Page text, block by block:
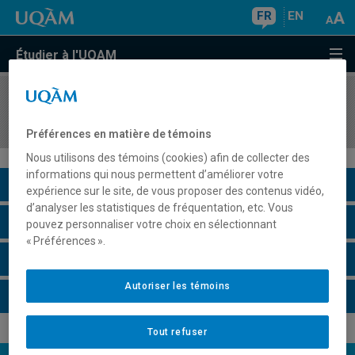
FR EN
Étudier à l'UQAM
COURS//
Description du cours
Horaire - Été 2026
Préférences en matière de témoins
Nous utilisons des témoins (cookies) afin de collecter des
informations qui nous permettent d’améliorer votre
expérience sur le site, de vous proposer des contenus vidéo,
d’analyser les statistiques de fréquentation, etc. Vous
pouvez personnaliser votre choix en sélectionnant
« Préférences ».
Tout refuser
Autoriser les témoins